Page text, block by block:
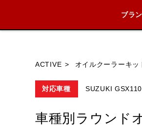
ブラ
ACTIVE オイルクーラーキ
対応車種 SUZUKI
車種別ラウンド